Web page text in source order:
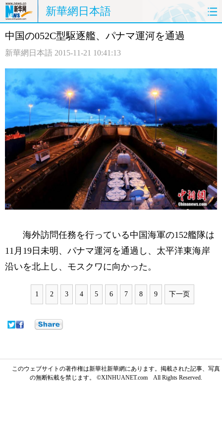
新華網日本語
ホームページ 政治 経済
観光 評論
中日対訳
中国の052C型駆逐艦、パナマ運河を通過
新華網日本語 2015-11-21 10:41:13
海外訪問任務を行っている中国海軍の152艦隊は
11月19日未明、パナマ運河を通過し、太平洋東海岸
沿いを北上し、モスクワに向かった。
1 2 3 4 5 6 7 8 9 下一页
このウェブサイトの著作権は新華社新華網にあります。掲載された記事、写真
の無断転載を禁じます。 ©XINHUANET.com All Rights Reserved.